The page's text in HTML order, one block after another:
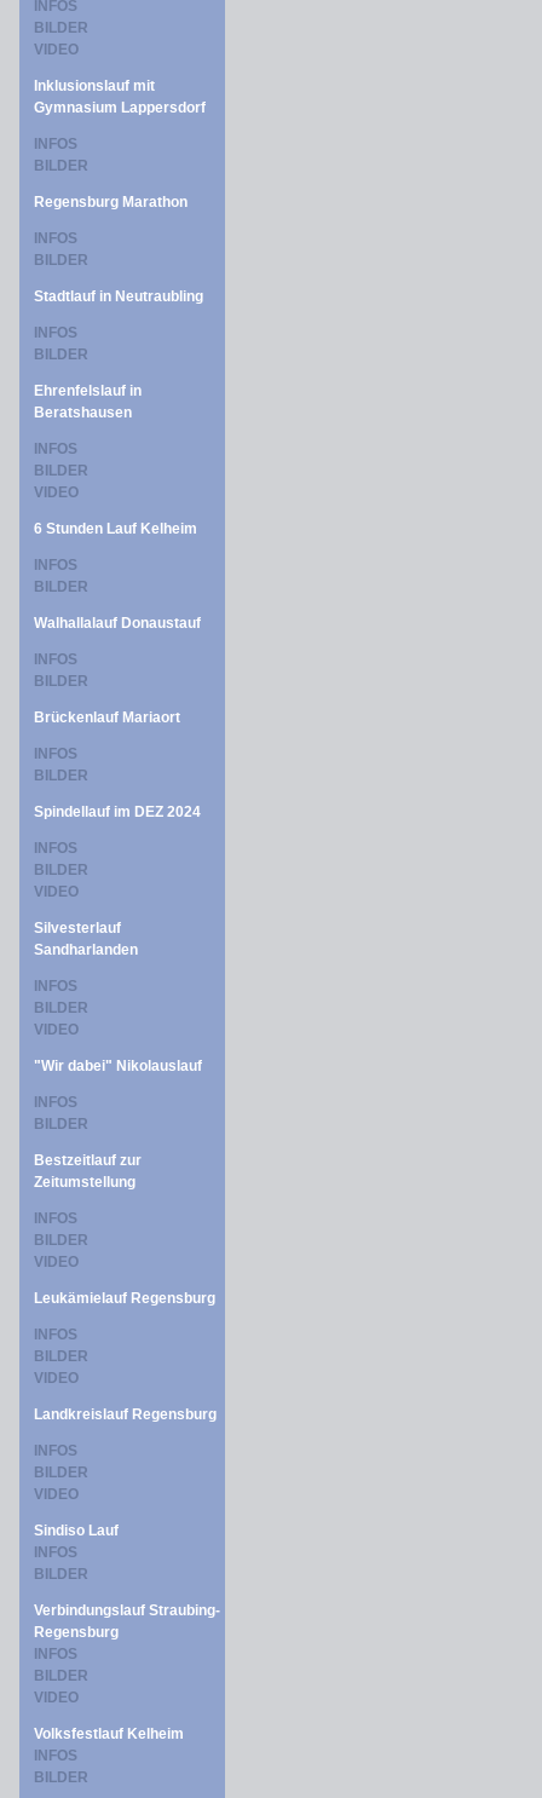
INFOS
BILDER
VIDEO
Inklusionslauf mit
Gymnasium Lappersdorf
INFOS
BILDER
Regensburg Marathon
INFOS
BILDER
Stadtlauf in Neutraubling
INFOS
BILDER
Ehrenfelslauf in
Beratshausen
INFOS
BILDER
VIDEO
6 Stunden Lauf Kelheim
INFOS
BILDER
Walhallalauf Donaustauf
INFOS
BILDER
Brückenlauf Mariaort
INFOS
BILDER
Spindellauf im DEZ 2024
INFOS
BILDER
VIDEO
Silvesterlauf
Sandharlanden
INFOS
BILDER
VIDEO
"Wir dabei" Nikolauslauf
INFOS
BILDER
Bestzeitlauf zur
Zeitumstellung
INFOS
BILDER
VIDEO
Leukämielauf Regensburg
INFOS
BILDER
VIDEO
Landkreislauf Regensburg
INFOS
BILDER
VIDEO
Sindiso Lauf
INFOS
BILDER
Verbindungslauf Straubing-
Regensburg
INFOS
BILDER
VIDEO
Volksfestlauf Kelheim
INFOS
BILDER